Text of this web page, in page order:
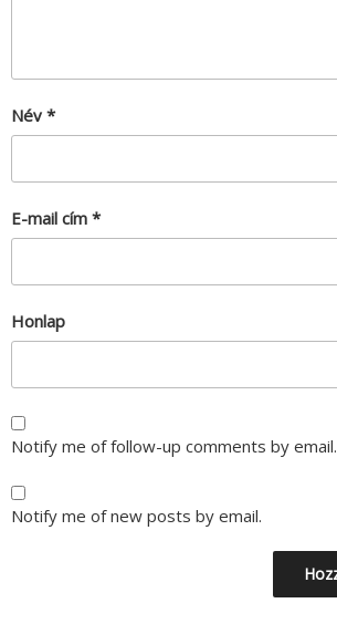
Név *
E-mail cím *
Honlap
Notify me of follow-up comments by email.
Notify me of new posts by email.